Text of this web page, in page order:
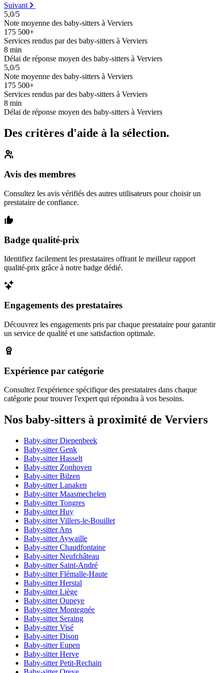
Suivant
5,0/5
Note moyenne des baby-sitters à Verviers
175 500+
Services rendus par des baby-sitters à Verviers
8 min
Délai de réponse moyen des baby-sitters à Verviers
5,0/5
Note moyenne des baby-sitters à Verviers
175 500+
Services rendus par des baby-sitters à Verviers
8 min
Délai de réponse moyen des baby-sitters à Verviers
Des critères d'aide à la sélection.
Avis des membres
Consultez les avis vérifiés des autres utilisateurs pour choisir un
prestataire de confiance.
Badge qualité-prix
Identifiez facilement les prestataires offrant le meilleur rapport
qualité-prix grâce à notre badge dédié.
Engagements des prestataires
Découvrez les engagements pris par chaque prestataire pour garantir
un service de qualité et une satisfaction optimale.
Expérience par catégorie
Consultez l'expérience spécifique des prestataires dans chaque
catégorie pour trouver l'expert qui répondra à vos besoins.
Nos baby-sitters à proximité de Verviers
Baby-sitter Diepenbeek
Baby-sitter Genk
Baby-sitter Hasselt
Baby-sitter Zonhoven
Baby-sitter Bilzen
Baby-sitter Lanaken
Baby-sitter Maasmechelen
Baby-sitter Tongres
Baby-sitter Huy
Baby-sitter Villers-le-Bouillet
Baby-sitter Ans
Baby-sitter Aywaille
Baby-sitter Chaudfontaine
Baby-sitter Neufchâteau
Baby-sitter Saint-André
Baby-sitter Flémalle-Haute
Baby-sitter Herstal
Baby-sitter Liège
Baby-sitter Oupeye
Baby-sitter Montegnée
Baby-sitter Seraing
Baby-sitter Visé
Baby-sitter Dison
Baby-sitter Eupen
Baby-sitter Herve
Baby-sitter Petit-Rechain